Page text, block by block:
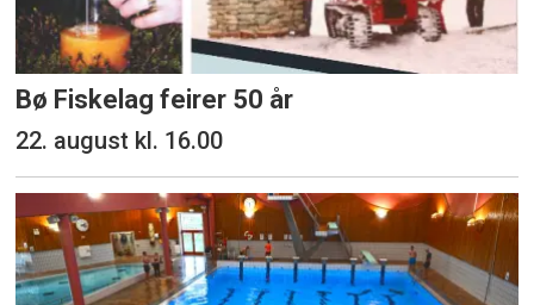
Bø Fiskelag feirer 50 år
22. august kl. 16.00